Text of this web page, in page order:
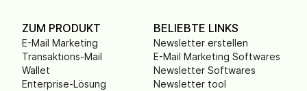
ZUM PRODUKT
E-Mail Marketing
Transaktions-Mail
Wallet
Enterprise-Lösung
BELIEBTE LINKS
Newsletter erstellen
E-Mail Marketing Softwares
Newsletter Softwares
Newsletter tool